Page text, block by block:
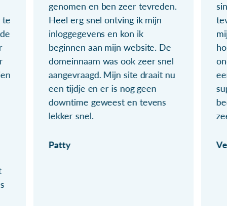
te
genomen en ben zeer tevreden.
Heel erg snel ontving ik mijn
inloggegevens en kon ik
beginnen aan mijn website. De
domeinnaam was ook zeer snel
aangevraagd. Mijn site draait nu
een tijdje en er is nog geen
downtime geweest en tevens
lekker snel.
Patty